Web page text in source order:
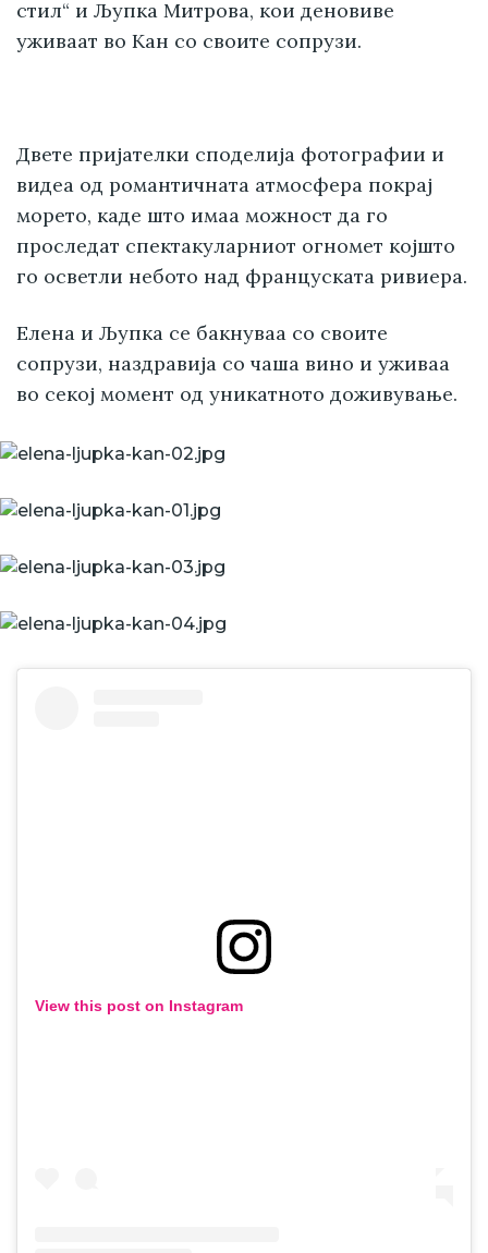
стил“ и Љупка Митрова, кои деновиве
уживаат во Кан со своите сопрузи.
Двете пријателки споделија фотографии и
видеа од романтичната атмосфера покрај
морето, каде што имаа можност да го
проследат спектакуларниот огномет којшто
го осветли небото над француската ривиера.
Елена и Љупка се бакнуваа со своите
сопрузи, наздравија со чаша вино и уживаа
во секој момент од уникатното доживување.
View this post on Instagram